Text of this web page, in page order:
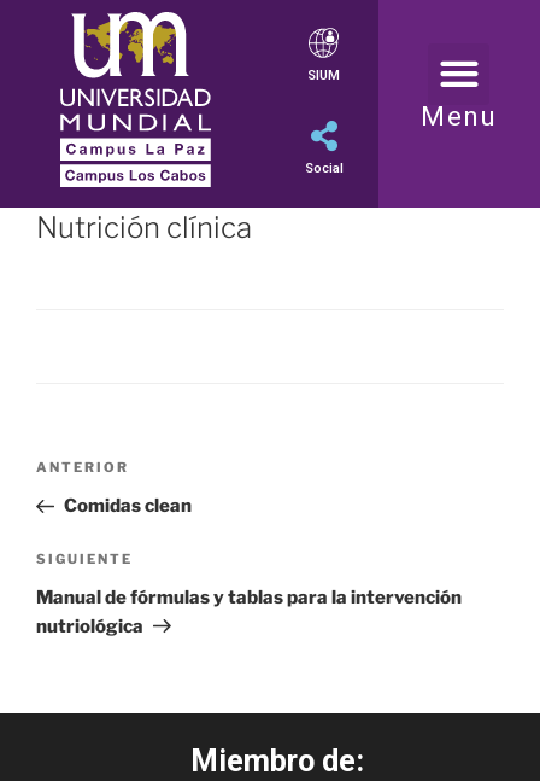
SIUM
Social
Menu
Nutrición clínica
ANTERIOR
Comidas clean
SIGUIENTE
Manual de fórmulas y tablas para la intervención
nutriológica
Miembro de: